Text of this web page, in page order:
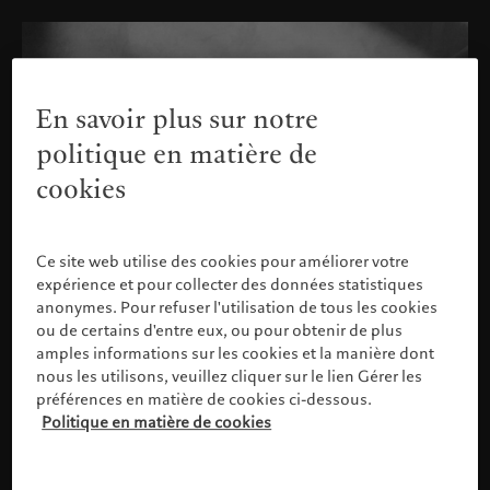
Veuillez confirmer votre profil
En savoir plus sur notre
politique en matière de
cookies
Ce site web utilise des cookies pour améliorer votre
expérience et pour collecter des données statistiques
anonymes. Pour refuser l'utilisation de tous les cookies
ou de certains d'entre eux, ou pour obtenir de plus
amples informations sur les cookies et la manière dont
nous les utilisons, veuillez cliquer sur le lien Gérer les
préférences en matière de cookies ci-dessous.
Politique en matière de cookies